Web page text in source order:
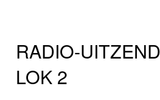
RADIO-
LOK 2